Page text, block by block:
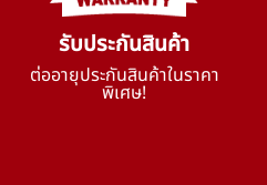
รับประกันสินค้า
ต่ออายุประกันสินค้าในราคา
พิเศษ!